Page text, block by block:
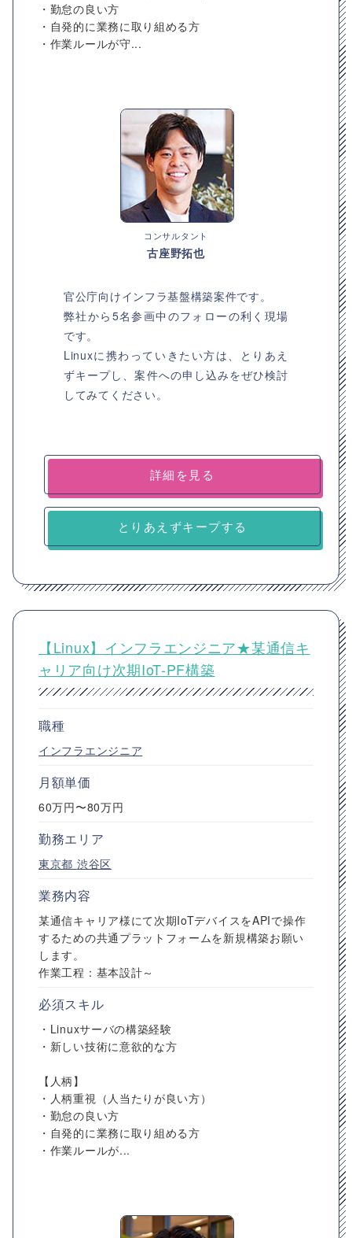
・勤怠の良い方
・自発的に業務に取り組める方
・作業ルールが守...
コンサルタント
古座野拓也
官公庁向けインフラ基盤構築案件です。
弊社から5名参画中のフォローの利く現場
です。
Linuxに携わっていきたい方は、とりあえ
ずキープし、案件への申し込みをぜひ検討
してみてください。
詳細を見る
とりあえずキープする
【Linux】インフラエンジニア★某通信キ
ャリア向け次期IoT-PF構築
職種
インフラエンジニア
月額単価
60万円〜80万円
勤務エリア
東京都 渋谷区
業務内容
某通信キャリア様にて次期IoTデバイスをAPIで操作
するための共通プラットフォームを新規構築お願い
します。
作業工程：基本設計～
必須スキル
・Linuxサーバの構築経験
・新しい技術に意欲的な方
【人柄】
・人柄重視（人当たりが良い方）
・勤怠の良い方
・自発的に業務に取り組める方
・作業ルールが...